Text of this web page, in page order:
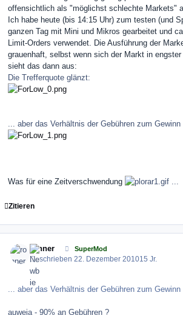
offensichtlich als "möglichst schlechte Markets"
Ich habe heute (bis 14:15 Uhr) zum testen (und
ganzen Tag mit Mini und Mikros gearbeitet und
Limit-Orders verwendet. Die Ausführung der
grauenhaft, selbst wenn sich der Markt in
sieht das dann aus:
Die Trefferquote glänzt:
... aber das Verhältnis der Gebühren zum
Was für eine Zeitverschwendung ...
Zitieren
ronner SuperMod
Geschrieben22. Dezember 201015 Jr.
... aber das Verhältnis der Gebühren zum
auweia - 90% an Gebühren ?